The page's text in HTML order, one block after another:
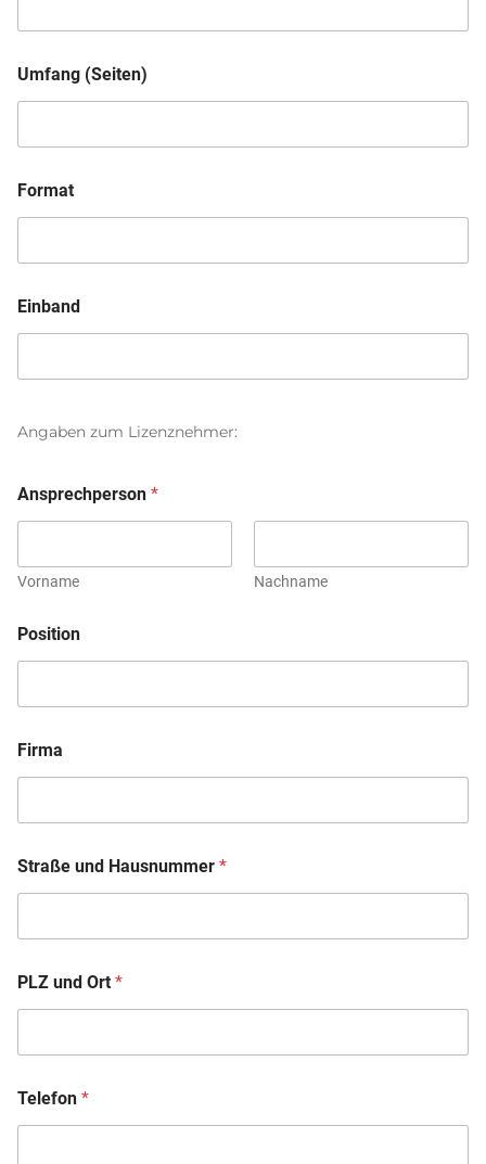
Umfang (Seiten)
Format
Einband
Angaben zum Lizenznehmer:
Ansprechperson *
Vorname Nachname
Position
Firma
Straße und Hausnummer *
PLZ und Ort *
Telefon *